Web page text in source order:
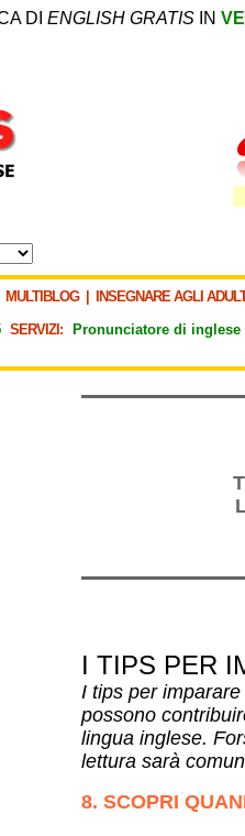
DI ENGLISH GRATIS IN
MULTIBLOG| INSEGNARE AGLI
SERVIZI: Pronunciatore di inglese
I TIPS PER
I tips per
possono
lingua inglese.
lettura sarà
8. SCOPRI